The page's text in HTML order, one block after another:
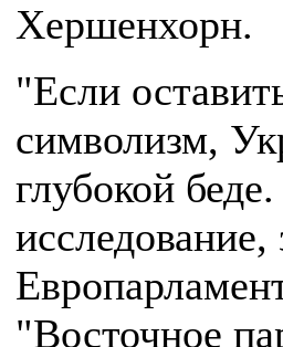
Хершенхорн.
"Если
символизм,
глубокой
исследование,
"Восточное